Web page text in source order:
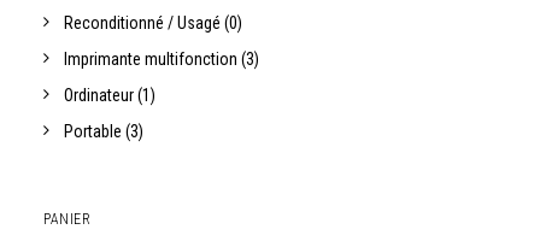
Reconditionné / Usagé (0)
Imprimante multifonction (3)
Ordinateur(1)
Portable (3)
PANIER